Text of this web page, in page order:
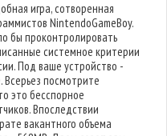
игра, сотворенная
NintendoGameBoy.
бы проконтролировать
системное критерии
Под ваше устройство -
Всерьез посмотрите
это бесспорное
Впоследствии
вакантного объема